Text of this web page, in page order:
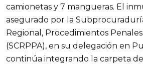
camionetas y 7 mangueras. El
asegurado por la
Regional, Procedimientos
(SCRPPA), en su delegación en
continúa integrando la carpeta